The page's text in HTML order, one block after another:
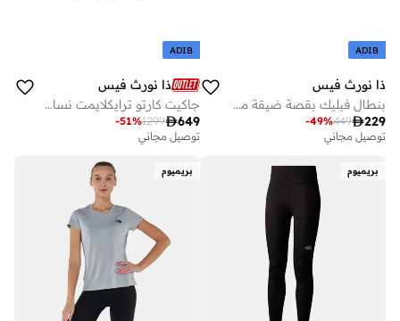
ADIB
ذا نورث فيس
بنطال فيليك بقصة ضيقة مستدقة للنساء
229
449
-49%
توصيل مجاني
ADIB
ذا نورث فيس
جاكيت كارتو ترايكلايمت نسائي
649
1299
-51%
توصيل مجاني
بريميوم بريميوم